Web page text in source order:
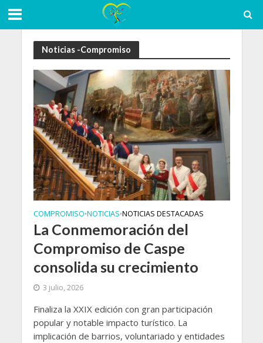
Noticias -Compromiso
COMPROMISO•NOTICIAS•NOTICIAS DESTACADAS
La Conmemoración del
Compromiso de Caspe
consolida su crecimiento
3 julio, 2026
Finaliza la XXIX edición con gran participación
popular y notable impacto turístico. La
implicación de barrios, voluntariado y entidades